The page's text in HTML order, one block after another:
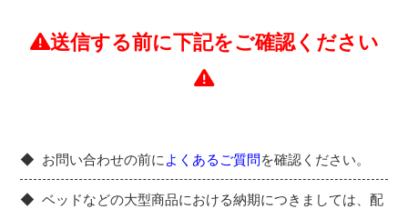
送信する前に下記をご確認ください
お問い合わせの前に よくあるご質問を確認ください。
ベッドなどの大型商品における納期につきましては、配